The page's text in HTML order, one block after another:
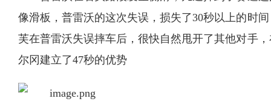
像滑板，普雷沃的这次失误，损失了30秒以上的时
芙在普雷沃失误摔车后，很快自然甩开了其他对手
尔冈建立了47秒的优势